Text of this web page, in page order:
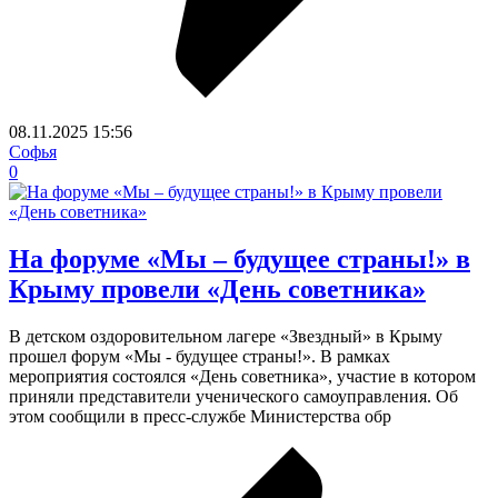
08.11.2025 15:56
Софья
0
На форуме «Мы – будущее страны!» в
Крыму провели «День советника»
В детском оздоровительном лагере «Звездный» в Крыму
прошел форум «Мы - будущее страны!». В рамках
мероприятия состоялся «День советника», участие в котором
приняли представители ученического самоуправления. Об
этом сообщили в пресс-службе Министерства обр